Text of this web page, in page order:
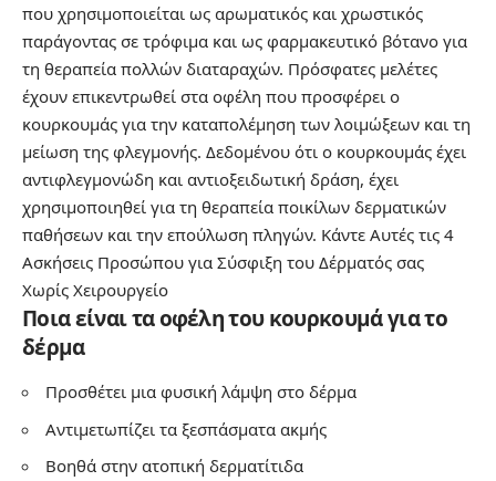
που χρησιμοποιείται ως αρωματικός και χρωστικός
παράγοντας σε τρόφιμα και ως φαρμακευτικό βότανο για
τη θεραπεία πολλών διαταραχών. Πρόσφατες μελέτες
έχουν επικεντρωθεί στα οφέλη που προσφέρει ο
κουρκουμάς για την καταπολέμηση των λοιμώξεων και τη
μείωση της φλεγμονής. Δεδομένου ότι ο κουρκουμάς έχει
αντιφλεγμονώδη και αντιοξειδωτική δράση, έχει
χρησιμοποιηθεί για τη θεραπεία ποικίλων δερματικών
παθήσεων και την επούλωση πληγών. Κάντε Αυτές τις 4
Ασκήσεις Προσώπου για Σύσφιξη του Δέρματός σας
Χωρίς Χειρουργείο
Ποια είναι τα οφέλη του κουρκουμά για το
δέρμα
Προσθέτει μια φυσική λάμψη στο δέρμα
Αντιμετωπίζει τα ξεσπάσματα ακμής
Βοηθά στην ατοπική δερματίτιδα